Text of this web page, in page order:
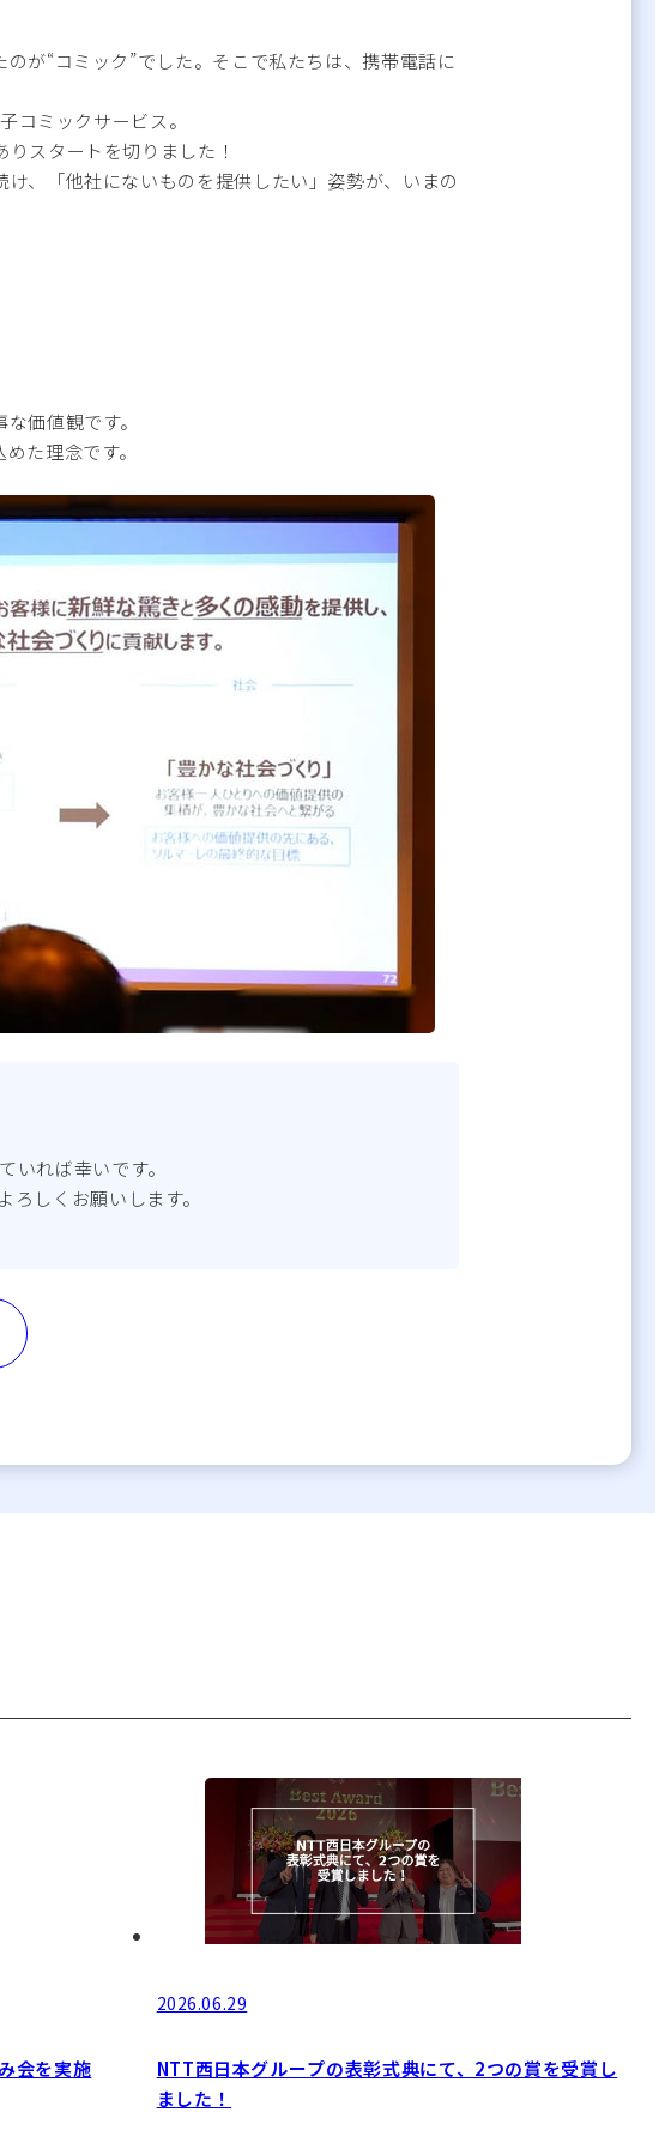
が“コミック”でした。そこで私たちは、携帯電話に
コミックサービス。
スタートを切りました！
、「他社にないものを提供したい」姿勢が、いまの
価値観です。
た理念です。
れば幸いです。
しくお願いします。
会を実施
2026.06.29
NTT西日本グループの表彰式典にて、2つの賞を受賞し
ました！